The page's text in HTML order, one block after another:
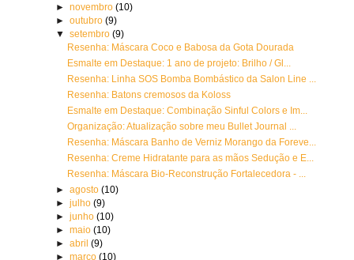
► novembro (10)
► outubro (9)
▼ setembro (9)
Resenha: Máscara Coco e Babosa da Gota Dourada
Esmalte em Destaque: 1 ano de projeto: Brilho / Gl...
Resenha: Linha SOS Bomba Bombástico da Salon Line ...
Resenha: Batons cremosos da Koloss
Esmalte em Destaque: Combinação Sinful Colors e Im...
Organização: Atualização sobre meu Bullet Journal ...
Resenha: Máscara Banho de Verniz Morango da Foreve...
Resenha: Creme Hidratante para as mãos Sedução e E...
Resenha: Máscara Bio-Reconstrução Fortalecedora - ...
► agosto (10)
► julho (9)
► junho (10)
► maio (10)
► abril (9)
► março (10)